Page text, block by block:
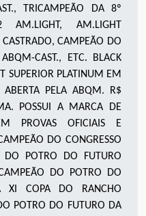
TRICAMPEÃO DA 8º
AM.LIGHT, AM.LIGHT
CAMPEÃO DO
CAST., ETC. BLACK
SUPERIOR PLATINUM EM
ABERTA PELA ABQM. R$
POSSUI A MARCA DE
PROVAS OFICIAIS E
DO CONGRESSO
POTRO DO FUTURO
DO POTRO DO
XI COPA DO RANCHO
POTRO DO FUTURO DA